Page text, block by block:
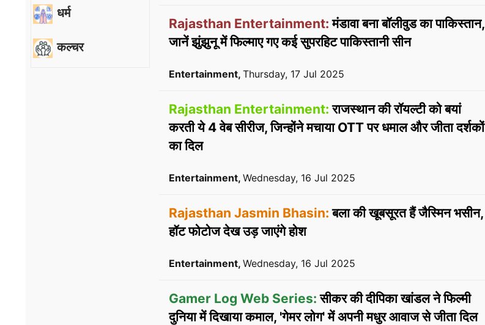
धर्म
कल्चर
Rajasthan Entertainment: मंडावा बना बॉलीवुड का पाकिस्तान,
जानें झुंझुनू में फिल्माए गए कई सुपरहिट पाकिस्तानी सीन
Entertainment, Thursday, 17 Jul 2025
Rajasthan Entertainment: राजस्थान की रॉयल्टी को बयां
करती ये 4 वेब सीरीज, जिन्होंने मचाया OTT पर धमाल और जीता दर्शकों
का दिल
Entertainment, Wednesday, 16 Jul 2025
Rajasthan Jasmin Bhasin: बला की खूबसूरत हैं जैस्मिन भसीन,
हॉट फोटोज देख उड़ जाएंगे होश
Entertainment, Wednesday, 16 Jul 2025
Gamer Log Web Series: सीकर की दीपिका खांडल ने फिल्मी
दुनिया में दिखाया कमाल, 'गेमर लोग' में अपनी मधुर आवाज से जीता दिल